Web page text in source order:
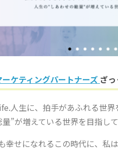
ーケティングパートナーズ ざっ
人生に、拍手があふれる世
”が増えている世界を目指して
幸せになれるこの時代に、私